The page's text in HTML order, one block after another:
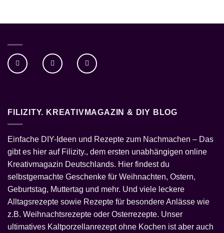
FILIZITY. KREATIVMAGAZIN & DIY BLOG
Einfache DIY-Ideen und Rezepte zum Nachmachen – Das
gibt es hier auf Filizity., dem ersten unabhängigen online
Kreativmagazin Deutschlands. Hier findest du
selbstgemachte Geschenke für Weihnachten, Ostern,
Geburtstag, Muttertag und mehr. Und viele leckere
Alltagsrezepte sowie Rezepte für besondere Anlässe wie
z.B. Weihnachtsrezepte oder Osterrezepte. Unser
ultimatives Kaltporzellanrezept ohne Kochen ist aber auch